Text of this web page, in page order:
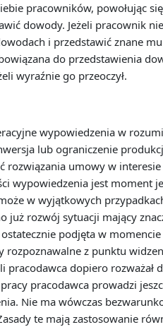
pracowników, powołując
dowody. Jeżeli pracownik
i przedstawić znane
do przedstawienia
wyraźnie go przeoczył.
wypowiedzenia w
lub ograniczenie
rozwiązania umowy w
wypowiedzenia jest moment
w wyjątkowych
rozwój sytuacji mający
podjęta w
z punktu
dopiero rozważał
pracodawca prowadzi
Nie ma wówczas
te mają zastosowanie